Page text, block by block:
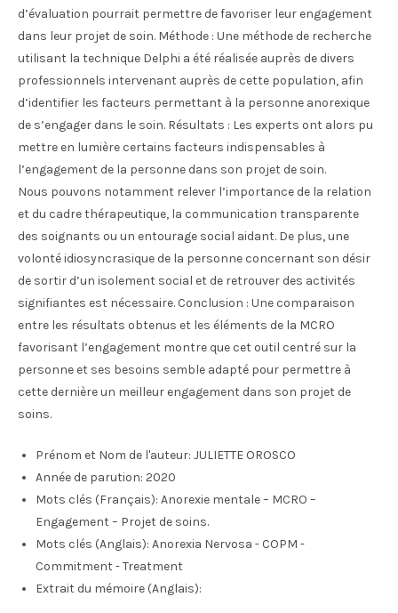
d’évaluation pourrait permettre de favoriser leur engagement
dans leur projet de soin. Méthode : Une méthode de recherche
utilisant la technique Delphi a été réalisée auprès de divers
professionnels intervenant auprès de cette population, afin
d’identifier les facteurs permettant à la personne anorexique
de s’engager dans le soin. Résultats : Les experts ont alors pu
mettre en lumière certains facteurs indispensables à
l’engagement de la personne dans son projet de soin.
Nous pouvons notamment relever l’importance de la relation
et du cadre thérapeutique, la communication transparente
des soignants ou un entourage social aidant. De plus, une
volonté idiosyncrasique de la personne concernant son désir
de sortir d’un isolement social et de retrouver des activités
signifiantes est nécessaire. Conclusion : Une comparaison
entre les résultats obtenus et les éléments de la MCRO
favorisant l’engagement montre que cet outil centré sur la
personne et ses besoins semble adapté pour permettre à
cette dernière un meilleur engagement dans son projet de
soins.
Prénom et Nom de l'auteur: JULIETTE OROSCO
Année de parution: 2020
Mots clés (Français): Anorexie mentale – MCRO –
Engagement – Projet de soins.
Mots clés (Anglais): Anorexia Nervosa - COPM -
Commitment - Treatment
Extrait du mémoire (Anglais):